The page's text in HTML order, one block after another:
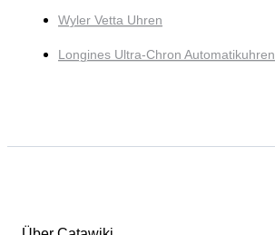
Wyler Vetta Uhren
Longines Ultra-Chron Automatikuhren